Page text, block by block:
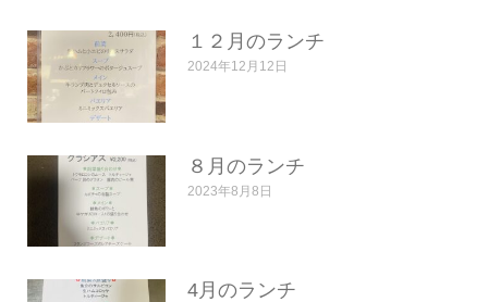
１２月のランチ
2024年12月12日
８月のランチ
2023年8月8日
4月のランチ